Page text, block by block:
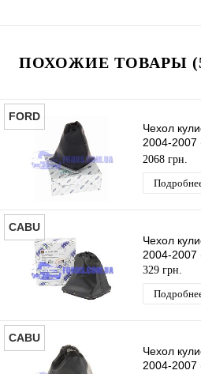
ПОХОЖИЕ ТОВАРЫ
FORD
Чехол
2004-2007
ORIGINAL
2068 грн.
CABU
Чехол
2004-2007
329 грн.
CABU
Чехол
2004-2007